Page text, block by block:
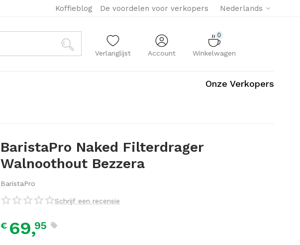
Nederlands
Koffieblog De voordelen voor verkopers
Verlanglijst Account
0
Winkelwagen
Onze Verkopers
BaristaPro Naked Filterdrager
Walnoothout Bezzera
BaristaPro
Schrijf een recensie
€ 69,95